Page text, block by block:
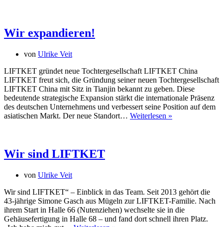
Wir expandieren!
von Ulrike Veit
LIFTKET gründet neue Tochtergesellschaft LIFTKET China
LIFTKET freut sich, die Gründung seiner neuen Tochtergesellschaft
LIFTKET China mit Sitz in Tianjin bekannt zu geben. Diese
bedeutende strategische Expansion stärkt die internationale Präsenz
des deutschen Unternehmens und verbessert seine Position auf dem
asiatischen Markt. Der neue Standort… Weiterlesen »
Wir sind LIFTKET
von Ulrike Veit
Wir sind LIFTKET“ – Einblick in das Team. Seit 2013 gehört die
43-jährige Simone Gasch aus Mügeln zur LIFTKET-Familie. Nach
ihrem Start in Halle 66 (Nutenziehen) wechselte sie in die
Gehäusefertigung in Halle 68 – und fand dort schnell ihren Platz.